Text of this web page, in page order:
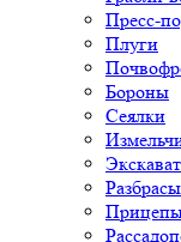
Пресс-
Плуги
Бороны
Сеялки